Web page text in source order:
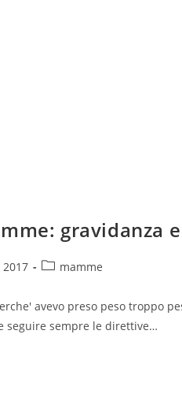
gravidanza
Categoria
mamme
avevo preso peso troppo
seguire sempre le direttive…